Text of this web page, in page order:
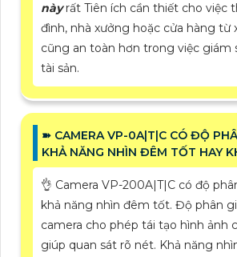
nàyrất Tiên ích cần thiết cho việc
đình, nhà xưởng hoặc cửa hàng từ
cũng an toàn hơn trong việc giám
tài sản.
➽ CAMERA VP-0A|T|C CÓ ĐỘ
KHẢ NĂNG NHÌN ĐÊM TỐT HAY
👌 Camera VP-200A|T|C có độ
khả năng nhìn đêm tốt. Độ phân
camera cho phép tái tạo hình ảnh
giúp quan sát rõ nét. Khả năng